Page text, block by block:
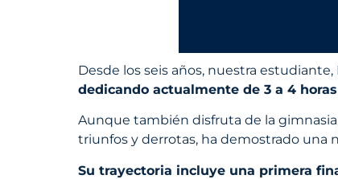
Desde los seis años, nuestra
dedicando actualmente de 3 a 4
Aunque también disfruta de la
triunfos y derrotas, ha demostrado una
Su trayectoria incluye una primera